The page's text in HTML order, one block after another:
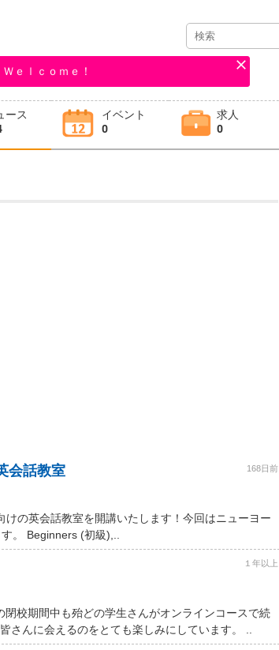
Ｗｅｌｃｏｍｅ！
ース
イベント
0
求人
0
会話教室 168日前
の英会話教室を開講いたします！今回はニューヨー
。 Beginners (初級),..
１年以上
校期間中も殆どの学生さんがオンラインコースで続
さんに会えるのをとても楽しみにしています。 ..